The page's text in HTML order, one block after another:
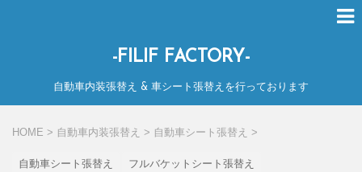
-FILIF FACTORY-
自動車内装張替え & 車シート張替えを行っております
HOME > 自動車内装張替え > 自動車シート張替え >
自動車シート張替え フルバケットシート張替え